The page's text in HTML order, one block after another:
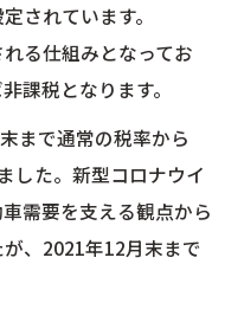
されています。
る仕組みとなってお
課税となります。
まで通常の税率から
した。新型コロナウイ
需要を支える観点から
、2021年12月末まで